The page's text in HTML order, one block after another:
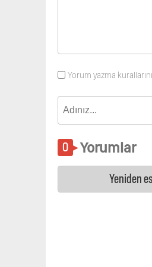
Yorum yazma
Yorumlar
Yeniden